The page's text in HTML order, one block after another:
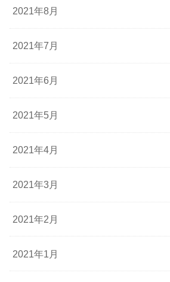
2021年8月
2021年7月
2021年6月
2021年5月
2021年4月
2021年3月
2021年2月
2021年1月